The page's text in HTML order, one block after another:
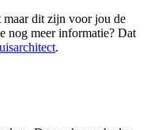
dit zijn voor jou de
nog meer informatie? Dat
.